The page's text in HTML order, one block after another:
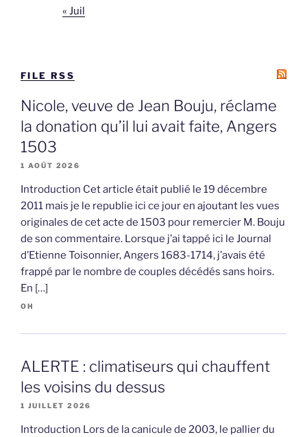
« Juil
FILE RSS
Nicole, veuve de Jean Bouju, réclame
la donation qu’il lui avait faite, Angers
1503
1 AOÛT 2026
Introduction Cet article était publié le 19 décembre
2011 mais je le republie ici ce jour en ajoutant les vues
originales de cet acte de 1503 pour remercier M. Bouju
de son commentaire. Lorsque j’ai tappé ici le Journal
d’Etienne Toisonnier, Angers 1683-1714, j’avais été
frappé par le nombre de couples décédés sans hoirs.
En […]
OH
ALERTE : climatiseurs qui chauffent
les voisins du dessus
1 JUILLET 2026
Introduction Lors de la canicule de 2003, le pallier du